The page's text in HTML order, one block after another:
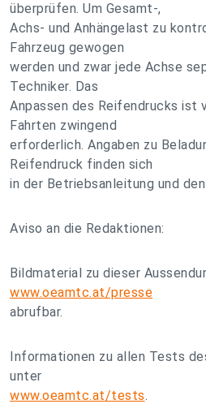
überprüfen. Um Gesamt-,
Achs- und Anhängelast zu
Fahrzeug gewogen
werden und zwar jede Achse
Techniker. Das
Anpassen des Reifendrucks ist
Fahrten zwingend
erforderlich. Angaben zu
Reifendruck finden sich
in der Betriebsanleitung und
Aviso an die Redaktionen:
Bildmaterial zu dieser
www.oeamtc.at/presse
abrufbar.
Informationen zu allen Tests
unter
www.oeamtc.at/tests.